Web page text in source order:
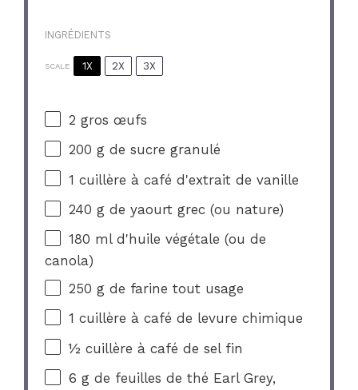
INGRÉDIENTS
SCALE 1X 2X 3X
2 gros œufs
200 g de sucre granulé
1 cuillère à café d'extrait de vanille
240 g de yaourt grec (ou nature)
180 ml d'huile végétale (ou de
canola)
250 g de farine tout usage
1 cuillère à café de levure chimique
½ cuillère à café de sel fin
6 g de feuilles de thé Earl Grey,